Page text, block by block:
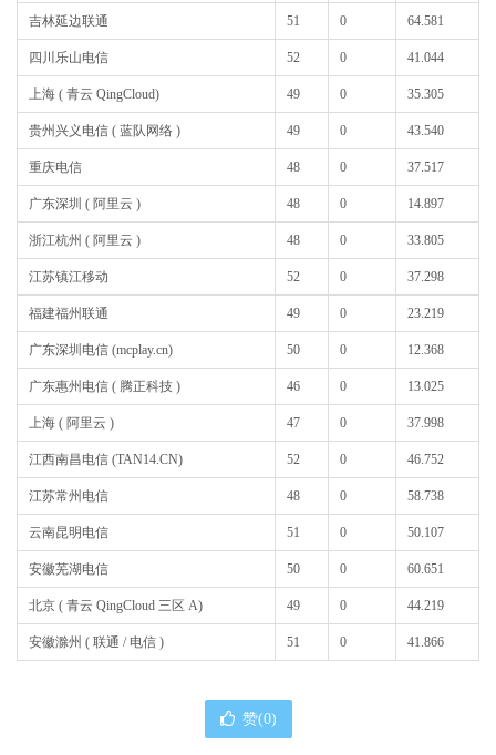
吉林延边联通 51 0 64.581
四川乐山电信 52 0 41.044
上海 ( 青云 QingCloud) 49 0 35.305
贵州兴义电信 ( 蓝队网络 ) 49 0 43.540
重庆电信 48 0 37.517
广东深圳 ( 阿里云 ) 48 0 14.897
浙江杭州 ( 阿里云 ) 48 0 33.805
江苏镇江移动 52 0 37.298
福建福州联通 49 0 23.219
广东深圳电信 (mcplay.cn) 50 0 12.368
广东惠州电信 ( 腾正科技 ) 46 0 13.025
上海 ( 阿里云 ) 47 0 37.998
江西南昌电信 (TAN14.CN) 52 0 46.752
江苏常州电信 48 0 58.738
云南昆明电信 51 0 50.107
安徽芜湖电信 50 0 60.651
北京 ( 青云 QingCloud 三区 A) 49 0 44.219
安徽滁州 ( 联通 / 电信 ) 51 0 41.866
赞(0)